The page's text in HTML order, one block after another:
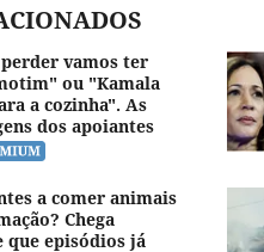
perder vamos ter
ou "Kamala
a cozinha". As
dos apoiantes
a comer animais
Chega
que episódios já